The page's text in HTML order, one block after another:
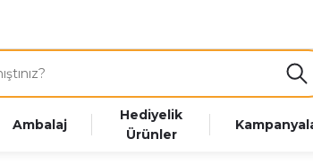
Ambalaj
Hediyelik
Ürünler